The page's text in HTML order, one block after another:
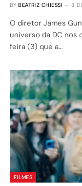
BY BEATRIZ CHIESSI 3
O diretor James
universo da DC nos
feira (3) que a…
FILMES